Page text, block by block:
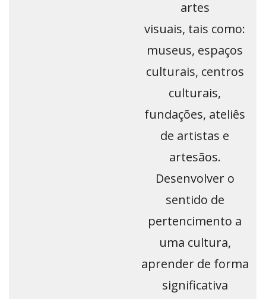
artes
visuais, tais como:
museus, espaços
culturais, centros
culturais,
fundações, ateliês
de artistas e
artesãos.
Desenvolver o
sentido de
pertencimento a
uma cultura,
aprender de forma
significativa